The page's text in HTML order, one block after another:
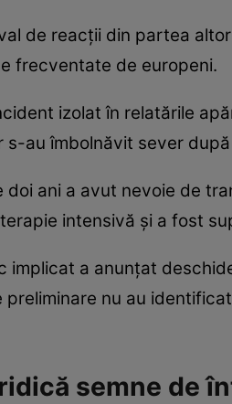
de reacții din partea
frecventate de europeni.
izolat în relatările
s-au îmbolnăvit sever
ani a avut nevoie de
intensivă și a fost
implicat a anunțat
nu au
semne de